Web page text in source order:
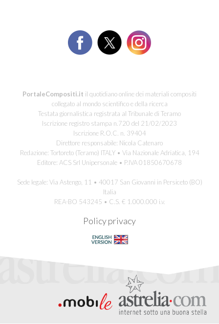
PortaleCompositi.it il quotidiano online dei materiali compositi
collegato al mondo scientifico e della ricerca
Testata giornalistica registrata al Tribunale di Teramo
Iscrizione registro stampa n.720 del 21/02/2023
Iscrizione R.O.C. n. 39404
Direttore responsabile: Nicola Catenaro
Redazione: Tortoreto (Teramo) ITALY • Via Nazionale Adriatica, 194
Editore: ACS Srl Unipersonale • P.IVA 01850670678
Sede legale: Via Astengo, 11 • 40017 San Giovanni in Persiceto (BO)
Italia
REA-BO 543245 • C.S. € 1.000.000 i.v.
Policy privacy